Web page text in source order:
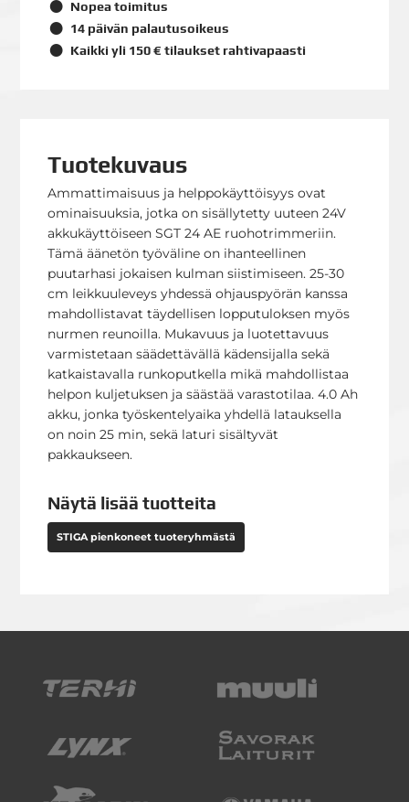
Nopea toimitus
14 päivän palautusoikeus
Kaikki yli 150 € tilaukset rahtivapaasti
Tuotekuvaus
Ammattimaisuus ja helppokäyttöisyys ovat
ominaisuuksia, jotka on sisällytetty uuteen 24V
akkukäyttöiseen SGT 24 AE ruohotrimmeriin.
Tämä äänetön työväline on ihanteellinen
puutarhasi jokaisen kulman siistimiseen. 25-30
cm leikkuuleveys yhdessä ohjauspyörän kanssa
mahdollistavat täydellisen lopputuloksen myös
nurmen reunoilla. Mukavuus ja luotettavuus
varmistetaan säädettävällä kädensijalla sekä
katkaistavalla runkoputkella mikä mahdollistaa
helpon kuljetuksen ja säästää varastotilaa. 4.0 Ah
akku, jonka työskentelyaika yhdellä latauksella
on noin 25 min, sekä laturi sisältyvät
pakkaukseen.
Näytä lisää tuotteita
STIGA pienkoneet tuoteryhmästä